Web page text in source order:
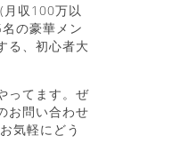
収100万以
の豪華メン
る、初心者大
ってます。ぜ
お問い合わせ
気軽にどう